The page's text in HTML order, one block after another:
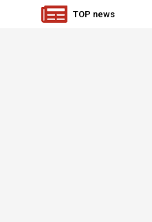
TOP news